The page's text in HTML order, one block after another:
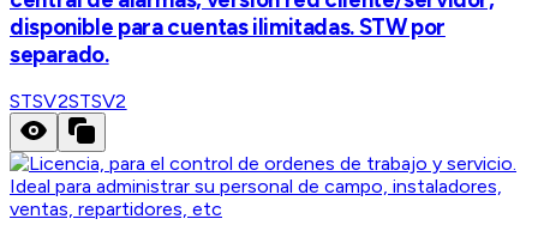
disponible para cuentas ilimitadas. STW por
separado.
STSV2STSV2